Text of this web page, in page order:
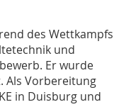
des Wettkampfs
und
Er wurde
Als Vorbereitung
in Duisburg und